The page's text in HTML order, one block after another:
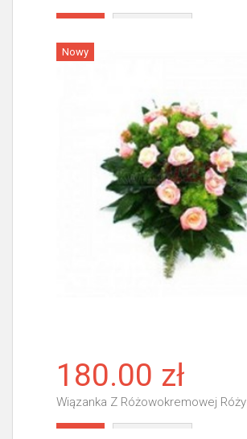
Nowy
180.00 zł
Wiązanka Z Różowokremowej Róży